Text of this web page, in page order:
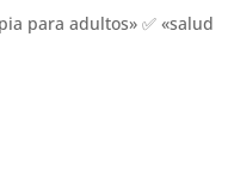
para adultos» ✅ «salud